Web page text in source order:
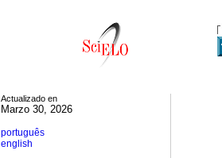
Actualizado en
Marzo 30, 2026
português
english